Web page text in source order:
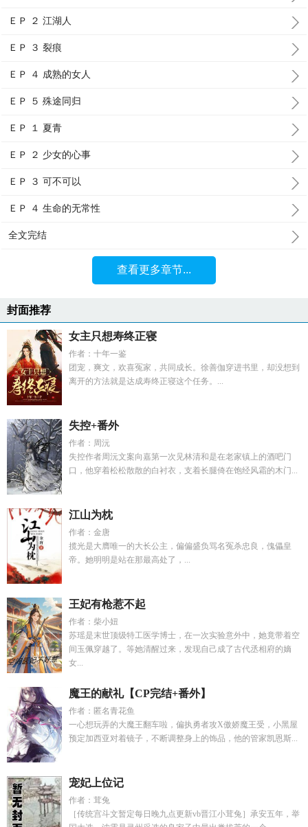
ＥＰ ２ 江湖人
ＥＰ ３ 裂痕
ＥＰ ４ 成熟的女人
ＥＰ ５ 殊途同归
ＥＰ １ 夏青
ＥＰ ２ 少女的心事
ＥＰ ３ 可不可以
ＥＰ ４ 生命的无常性
全文完结
查看更多章节...
封面推荐
女主只想寿终正寝
作者：十年一鉴
团宠，爽文，欢喜冤家，共同成长。徐善伽穿进书里，却没想到
离开的方法就是达成寿终正寝这个任务。...
失控+番外
作者：周沅
失控作者周沅文案向嘉第一次见林清和是在老家镇上的酒吧门
口，他穿着松松散散的白衬衣，支着长腿倚在饱经风霜的木门...
江山为枕
作者：金唐
揽光是大膺唯一的大长公主，偏偏盛负骂名冤杀忠良，傀儡皇
帝。她明明是站在那最高处了，...
王妃有枪惹不起
作者：柴小妞
苏瑶是末世顶级特工医学博士，在一次实验意外中，她竟带着空
间玉佩穿越了。等她清醒过来，发现自己成了古代丞相府的嫡
女...
魔王的献礼【CP完结+番外】
作者：匿名青花鱼
一心想玩弄的大魔王翻车啦，偏执勇者攻X傲娇魔王受，小黑屋
预定加西亚对着镜子，不断调整身上的饰品，他的管家凯恩斯...
宠妃上位记
作者：茸兔
［传统宫斗文暂定每日晚九点更新vb晋江小茸兔］承安五年，举